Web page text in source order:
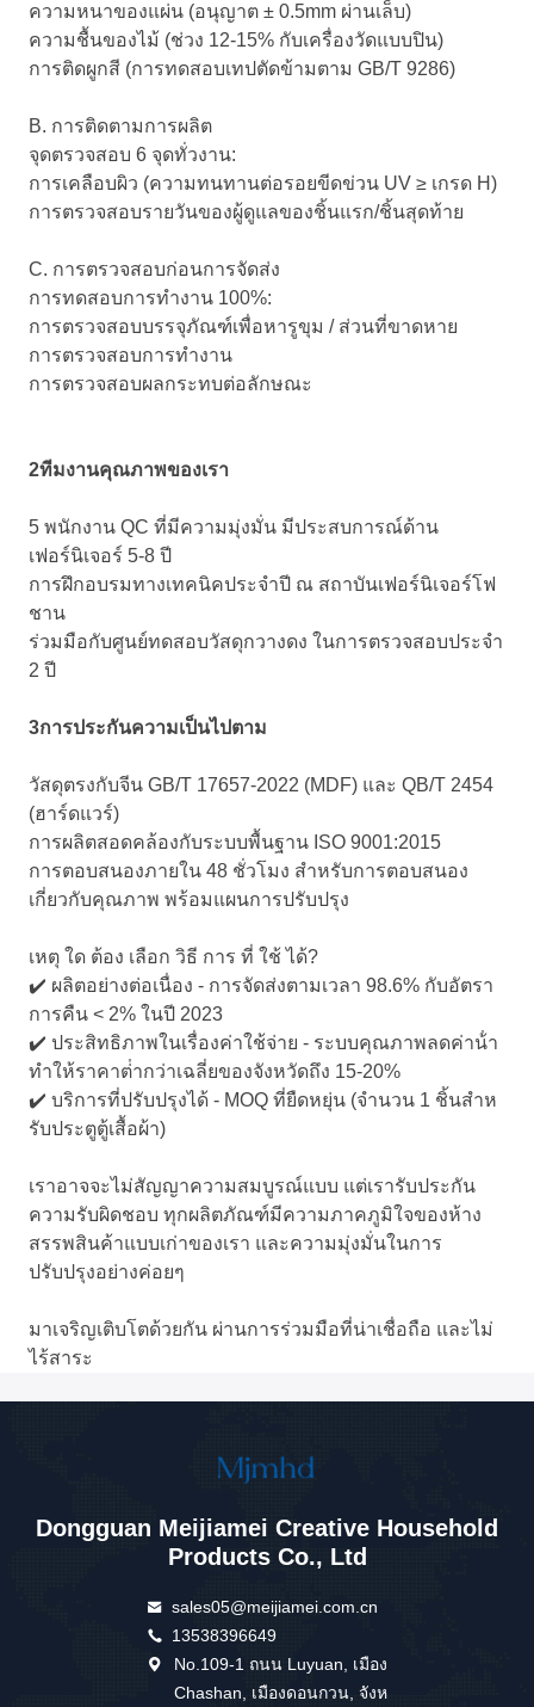
ความหนาของแผ่น (อนุญาต ± 0.5mm ผ่านเล็บ)
ความชื้นของไม้ (ช่วง 12-15% กับเครื่องวัดแบบปิน)
การติดผูกสี (การทดสอบเทปตัดข้ามตาม GB/T 9286)
B. การติดตามการผลิต
จุดตรวจสอบ 6 จุดทั่วงาน:
การเคลือบผิว (ความทนทานต่อรอยขีดข่วน UV ≥ เกรด H)
การตรวจสอบรายวันของผู้ดูแลของชิ้นแรก/ชิ้นสุดท้าย
C. การตรวจสอบก่อนการจัดส่ง
การทดสอบการทํางาน 100%:
การตรวจสอบบรรจุภัณฑ์เพื่อหารูขุม / ส่วนที่ขาดหาย
การตรวจสอบการทํางาน
การตรวจสอบผลกระทบต่อลักษณะ
2ทีมงานคุณภาพของเรา
5 พนักงาน QC ที่มีความมุ่งมั่น มีประสบการณ์ด้าน
เฟอร์นิเจอร์ 5-8 ปี
การฝึกอบรมทางเทคนิคประจําปี ณ สถาบันเฟอร์นิเจอร์โฟ
ชาน
ร่วมมือกับศูนย์ทดสอบวัสดุกวางดง ในการตรวจสอบประจํา
2 ปี
3การประกันความเป็นไปตาม
วัสดุตรงกับจีน GB/T 17657-2022 (MDF) และ QB/T 2454
(ฮาร์ดแวร์)
การผลิตสอดคล้องกับระบบพื้นฐาน ISO 9001:2015
การตอบสนองภายใน 48 ชั่วโมง สําหรับการตอบสนอง
เกี่ยวกับคุณภาพ พร้อมแผนการปรับปรุง
เหตุ ใด ต้อง เลือก วิธี การ ที่ ใช้ ได้?
✔️ ผลิตอย่างต่อเนื่อง - การจัดส่งตามเวลา 98.6% กับอัตรา
การคืน < 2% ในปี 2023
✔️ ประสิทธิภาพในเรื่องค่าใช้จ่าย - ระบบคุณภาพลดค่าน้ํา
ทําให้ราคาต่ํากว่าเฉลี่ยของจังหวัดถึง 15-20%
✔️ บริการที่ปรับปรุงได้ - MOQ ที่ยืดหยุ่น (จํานวน 1 ชิ้นสําห
รับประตูตู้เสื้อผ้า)
เราอาจจะไม่สัญญาความสมบูรณ์แบบ แต่เรารับประกัน
ความรับผิดชอบ ทุกผลิตภัณฑ์มีความภาคภูมิใจของห้าง
สรรพสินค้าแบบเก่าของเรา และความมุ่งมั่นในการ
ปรับปรุงอย่างค่อยๆ
มาเจริญเติบโตด้วยกัน ผ่านการร่วมมือที่น่าเชื่อถือ และไม่
ไร้สาระ
Dongguan Meijiamei Creative Household
Products Co., Ltd
sales05@meijiamei.com.cn
13538396649
No.109-1 ถนน Luyuan, เมือง
Chashan, เมืองดอนกวน, จังห